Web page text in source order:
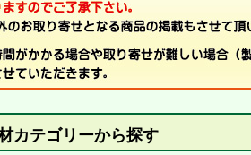
業資材カテゴリーから